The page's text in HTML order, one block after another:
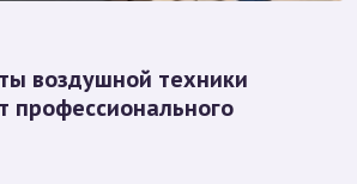
воздушной техники
профессионального